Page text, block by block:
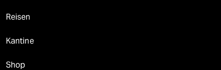
Reisen
Kantine
Shop